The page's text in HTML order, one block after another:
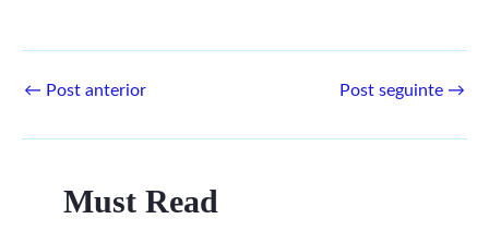
← Post anterior Post seguinte →
Must Read